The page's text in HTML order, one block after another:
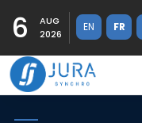
6
AUG
2026
EN FR